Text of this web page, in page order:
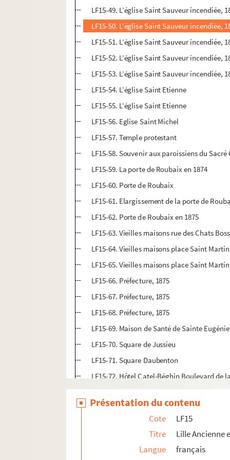
LF15-49. L’église Saint Sauveur incendiée,
LF15-50. L’église Saint Sauveur incendiée,
LF15-51. L’église Saint Sauveur incendiée,
LF15-52. L’église Saint Sauveur incendiée,
LF15-53. L’église Saint Sauveur incendiée,
LF15-54. L’église Saint Etienne
LF15-55. L’église Saint Etienne
LF15-56. Eglise Saint Michel
LF15-57. Temple protestant
LF15-58. Souvenir aux paroissiens du
LF15-59. La porte de Roubaix en 1874
LF15-60. Porte de Roubaix
LF15-61. Elargissement de la porte de
LF15-62. Porte de Roubaix en 1875
LF15-63. Vieilles maisons rue des Chats
LF15-64. Vieilles maisons place Saint Martin
LF15-65. Vieilles maisons place Saint Martin
LF15-66. Préfecture, 1875
LF15-67. Préfecture, 1875
LF15-68. Préfecture, 1875
LF15-69. Maison de Santé de Sainte Eugénie
LF15-70. Square de Jussieu
LF15-71. Square Daubenton
LF15-72. Hôtel Catel-Béghin Boulevard de
LF15-73. Boulevard Vauban
LF15-74. Boulevard Vauban
LF15-75. Jardin Vauban
LF15-76. Facultés catholiques, Maison de
LF15-77. Palais Rameau, fronton
Présentation du contenu
Cote
LF15
Titre
Lille Ancienne
Langue
français